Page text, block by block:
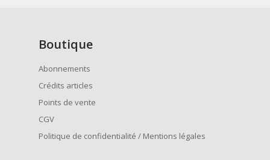
Boutique
Abonnements
Crédits articles
Points de vente
CGV
Politique de confidentialité / Mentions légales